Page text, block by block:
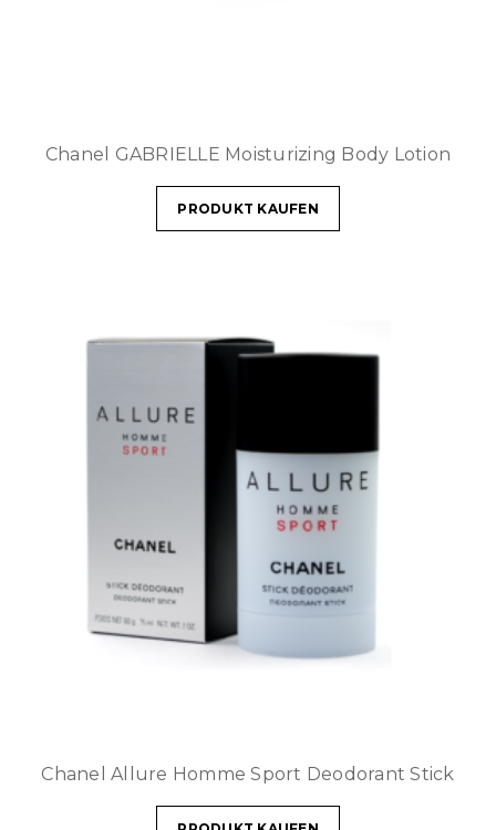
Chanel GABRIELLE Moisturizing Body Lotion
PRODUKT KAUFEN
Chanel Allure Homme Sport Deodorant Stick